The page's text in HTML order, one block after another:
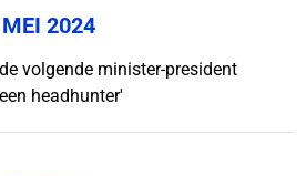
MEI 2024
volgende minister-president
headhunter'